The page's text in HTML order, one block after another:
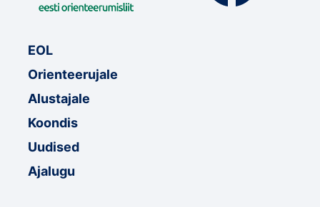
EOL
Orienteerujale
Alustajale
Koondis
Uudised
Ajalugu